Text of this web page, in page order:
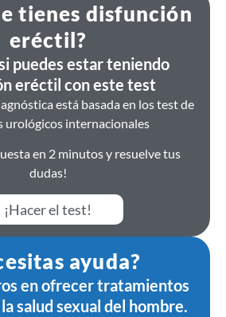
tienes disfunción
eréctil?
puedes estar teniendo
eréctil con este test
está basada en los test de
urológicos internacionales
en 2 minutos y resuelve tus
dudas!
¡Hacer el test!
ayuda?
en ofrecer tratamientos
salud sexual del hombre.